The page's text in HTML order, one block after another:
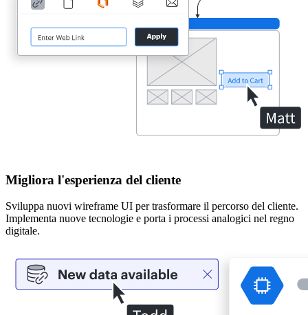
Migliora l'esperienza del cliente
Sviluppa nuovi wireframe UI per trasformare il percorso del cliente.
Implementa nuove tecnologie e porta i processi analogici nel regno
digitale.